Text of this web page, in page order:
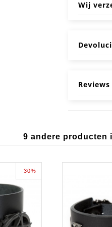
Wij
Reviews
9 andere producten
-30%